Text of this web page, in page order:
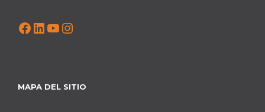
Facebook LinkedIn YouTube Instagram
MAPA DEL SITIO